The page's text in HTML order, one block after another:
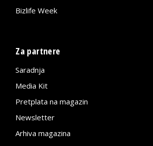
Bizlife Week
Za partnere
Saradnja
Media Kit
Pretplata na magazin
Newsletter
Arhiva magazina